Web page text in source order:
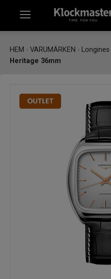
KLOCKOR
SMYCKEN
PRESENTKORT
HEM › VARUMÄRKEN › Longines
Heritage 36mm